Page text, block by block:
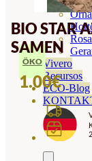
Vivero
Recursos
ECO-Blog
BIO STAR
SAMEN
ÖKO
1.00€